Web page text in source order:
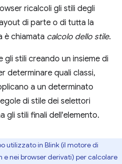
ricalcoli gli stili degli
di parte o di tutta la
è chiamata calcolo dello stile.
gli stili creando un insieme di
determinare quali classi,
a un determinato
di stile dei selettori
gli stili finali dell'elemento.
utilizzato in Blink (il motore di
nei browser derivati) per calcolare